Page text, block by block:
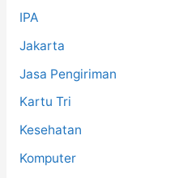
IPA
Jakarta
Jasa Pengiriman
Kartu Tri
Kesehatan
Komputer